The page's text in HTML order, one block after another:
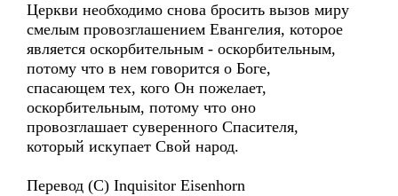
Церкви необходимо снова бросить вызов миру
смелым провозглашением Евангелия, которое
является оскорбительным - оскорбительным,
потому что в нем говорится о Боге,
спасающем тех, кого Он пожелает,
оскорбительным, потому что оно
провозглашает суверенного Спасителя,
который искупает Свой народ.
Перевод (С) Inquisitor Eisenhorn